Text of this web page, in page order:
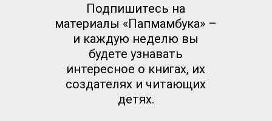
Подпишитесь на
материалы «Папмамбука» –
и каждую неделю вы
будете узнавать
интересное о книгах, их
создателях и читающих
детях.